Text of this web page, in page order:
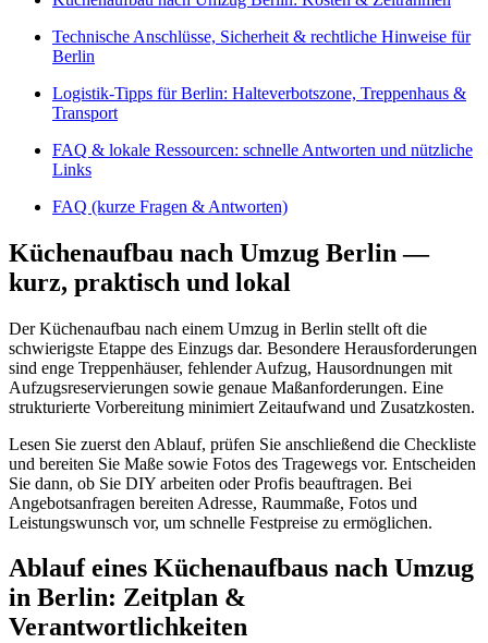
Technische Anschlüsse, Sicherheit & rechtliche Hinweise für
Berlin
Logistik‑Tipps für Berlin: Halteverbotszone, Treppenhaus &
Transport
FAQ & lokale Ressourcen: schnelle Antworten und nützliche
Links
FAQ (kurze Fragen & Antworten)
Küchenaufbau nach Umzug Berlin —
kurz, praktisch und lokal
Der Küchenaufbau nach einem Umzug in Berlin stellt oft die
schwierigste Etappe des Einzugs dar. Besondere Herausforderungen
sind enge Treppenhäuser, fehlender Aufzug, Hausordnungen mit
Aufzugsreservierungen sowie genaue Maßanforderungen. Eine
strukturierte Vorbereitung minimiert Zeitaufwand und Zusatzkosten.
Lesen Sie zuerst den Ablauf, prüfen Sie anschließend die Checkliste
und bereiten Sie Maße sowie Fotos des Tragewegs vor. Entscheiden
Sie dann, ob Sie DIY arbeiten oder Profis beauftragen. Bei
Angebotsanfragen bereiten Adresse, Raummaße, Fotos und
Leistungswunsch vor, um schnelle Festpreise zu ermöglichen.
Ablauf eines Küchenaufbaus nach Umzug
in Berlin: Zeitplan &
Verantwortlichkeiten